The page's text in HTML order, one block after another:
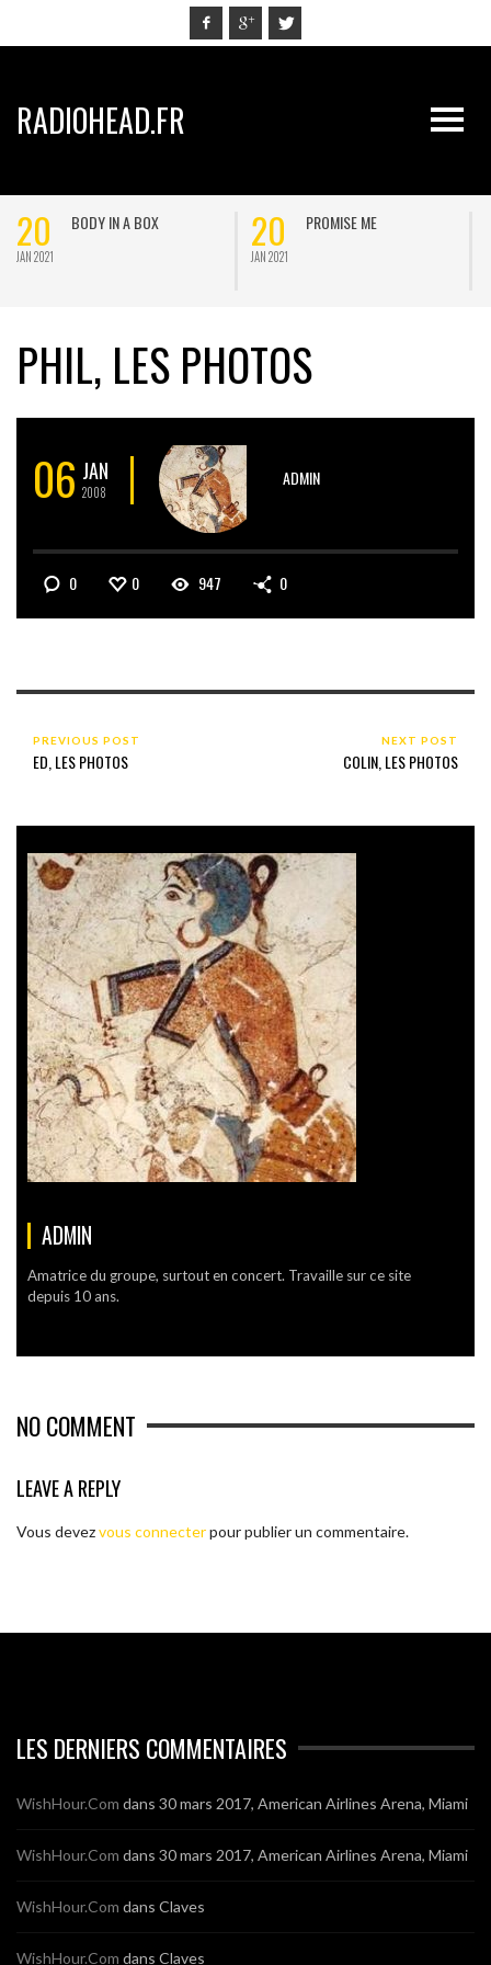
RADIOHEAD.FR
20
JAN 2021
BODY IN A BOX 20
JAN 2021
PROMISE ME
PHIL, LES PHOTOS
06 JAN
2008
ADMIN
0 0 947 0
PREVIOUS POST
ED, LES PHOTOS
NEXT POST
COLIN, LES PHOTOS
ADMIN
Amatrice du groupe, surtout en concert. Travaille sur ce site
depuis 10 ans.
NO COMMENT
LEAVE A REPLY
Vous devezvous connecterpour publier un commentaire.
LES DERNIERS COMMENTAIRES
WishHour.Com dans 30 mars 2017, American Airlines Arena, Miami
WishHour.Com dans 30 mars 2017, American Airlines Arena, Miami
WishHour.Com dans Claves
WishHour.Com dans Claves